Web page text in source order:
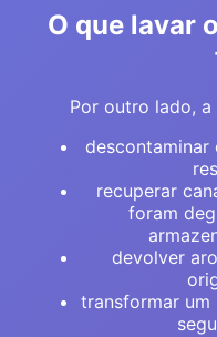
O que lavar
Por outro lado,
recuperar
foram
devolver
transformar um